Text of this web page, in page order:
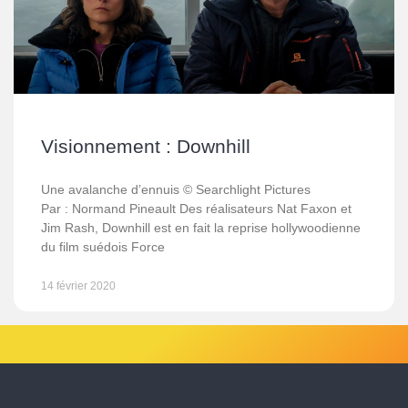
Visionnement : Downhill
Une avalanche d’ennuis © Searchlight Pictures
Par : Normand Pineault Des réalisateurs Nat Faxon et
Jim Rash, Downhill est en fait la reprise hollywoodienne
du film suédois Force
14 février 2020